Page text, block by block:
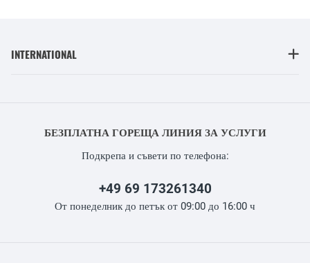
INTERNATIONAL
БЕЗПЛАТНА ГОРЕЩА ЛИНИЯ ЗА УСЛУГИ
Подкрепа и съвети по телефона:
+49 69 173261340
От понеделник до петък от 09:00 до 16:00 ч